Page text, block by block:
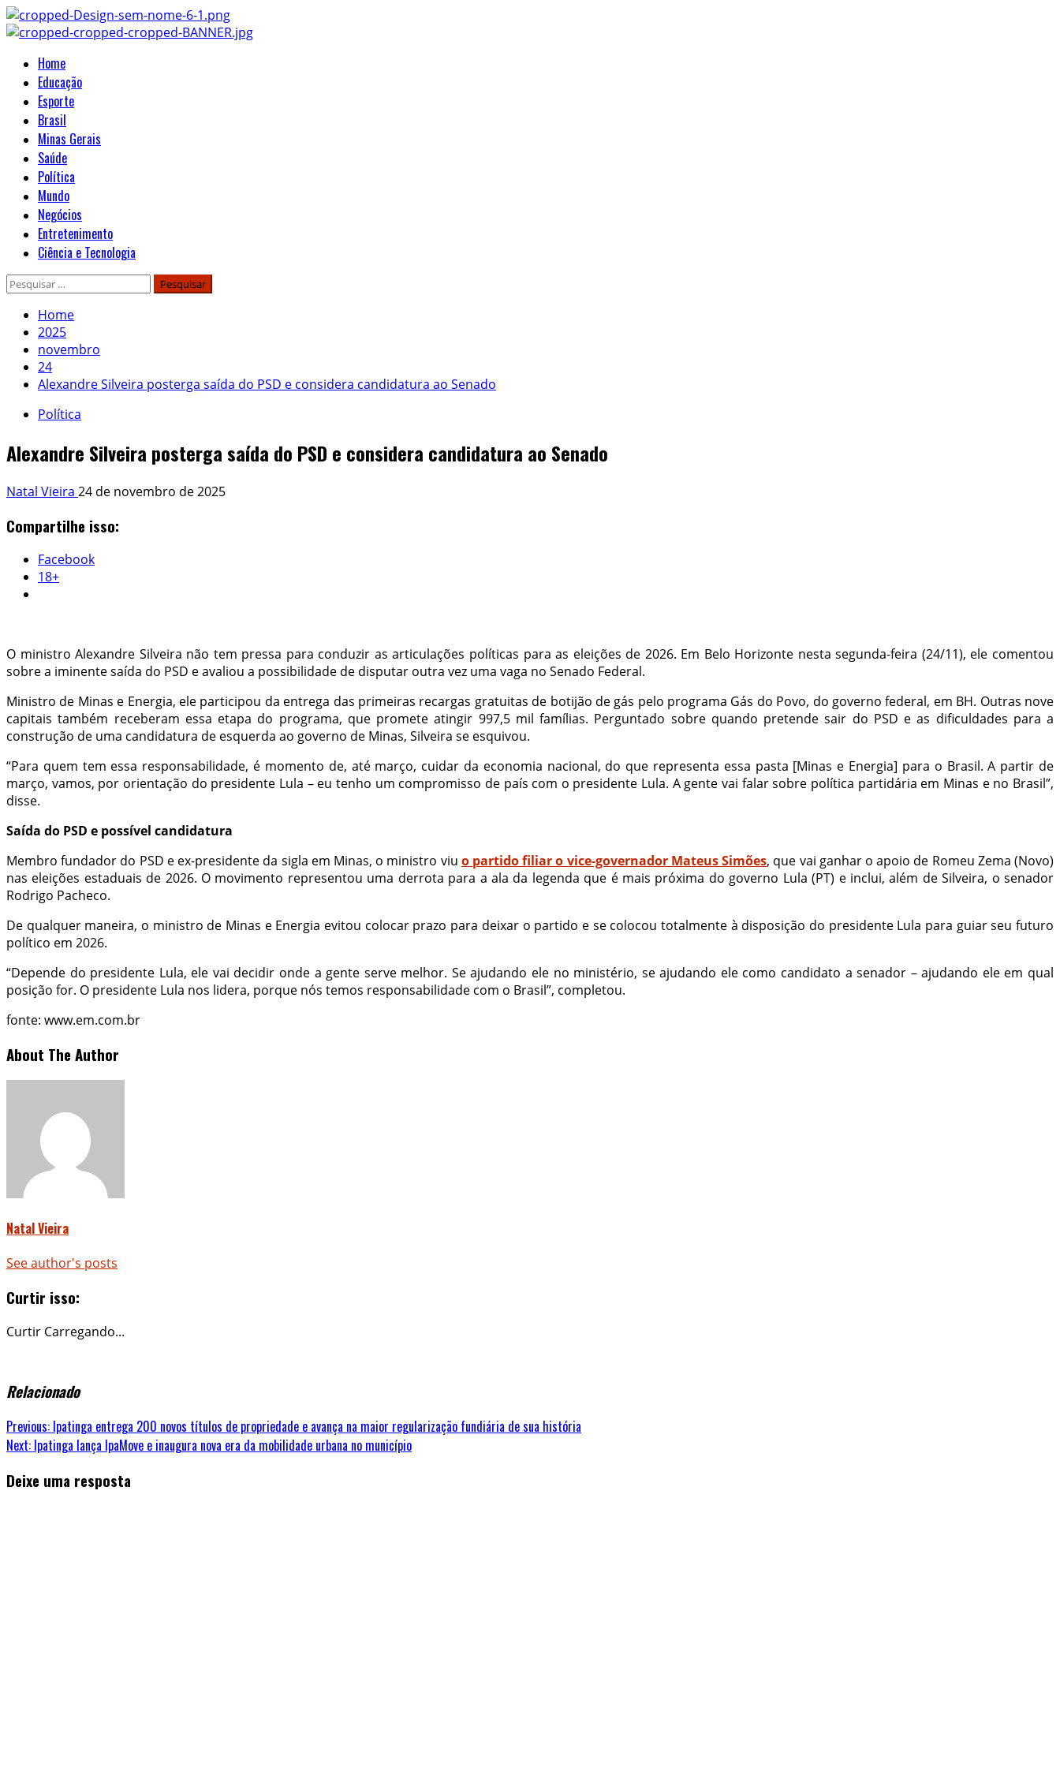
Skip
to
Primary
Menu
Home
Educação
Esporte
Brasil
Minas Gerais
Saúde
Política
Mundo
Negócios
Entretenimento
Ciência e Tecnologia
Pesquisar
Home
2025
novembro
24
Alexandre Silveira posterga saída do PSD e considera candidatura ao Senado
Política
Alexandre Silveira posterga saída do PSD e considera candidatura ao Senado
Natal Vieira 24 de novembro de 2025
Compartilhe isso:
Facebook
18+
O ministro Alexandre Silveira não tem pressa para conduzir as articulações políticas para as eleições de 2026. Em Belo Horizonte nesta segunda-feira (24/11), ele comentou
sobre a iminente saída do PSD e avaliou a possibilidade de disputar outra vez uma vaga no Senado Federal.
Ministro de Minas e Energia, ele participou da entrega das primeiras recargas gratuitas de botijão de gás pelo programa Gás do Povo, do governo federal, em BH. Outras nove
capitais também receberam essa etapa do programa, que promete atingir 997,5 mil famílias. Perguntado sobre quando pretende sair do PSD e as dificuldades para a
construção de uma candidatura de esquerda ao governo de Minas, Silveira se esquivou.
“Para quem tem essa responsabilidade, é momento de, até março, cuidar da economia nacional, do que representa essa pasta [Minas e Energia] para o Brasil. A partir de
março, vamos, por orientação do presidente Lula – eu tenho um compromisso de país com o presidente Lula. A gente vai falar sobre política partidária em Minas e no Brasil”,
disse.
Saída do PSD e possível candidatura
Membro fundador do PSD e ex-presidente da sigla em Minas, o ministro viu o partido filiar o vice-governador Mateus Simões, que vai ganhar o apoio de Romeu Zema (Novo)
nas eleições estaduais de 2026. O movimento representou uma derrota para a ala da legenda que é mais próxima do governo Lula (PT) e inclui, além de Silveira, o senador
Rodrigo Pacheco.
De qualquer maneira, o ministro de Minas e Energia evitou colocar prazo para deixar o partido e se colocou totalmente à disposição do presidente Lula para guiar seu futuro
político em 2026.
“Depende do presidente Lula, ele vai decidir onde a gente serve melhor. Se ajudando ele no ministério, se ajudando ele como candidato a senador – ajudando ele em qual
posição for. O presidente Lula nos lidera, porque nós temos responsabilidade com o Brasil”, completou.
fonte: www.em.com.br
About The Author
Natal Vieira
See author's posts
Curtir isso:
Curtir Carregando...
Relacionado
Continue
Reading
Previous: Ipatinga entrega 200 novos títulos de propriedade e avança na maior regularização fundiária de sua história
Next: Ipatinga lança IpaMove e inaugura nova era da mobilidade urbana no município
Deixe uma resposta